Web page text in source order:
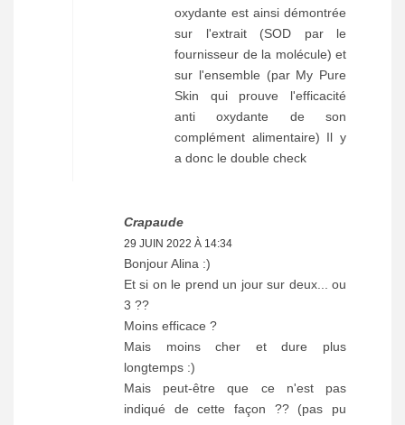
oxydante est ainsi démontrée
sur l'extrait (SOD par le
fournisseur de la molécule) et
sur l'ensemble (par My Pure
Skin qui prouve l'efficacité
anti oxydante de son
complément alimentaire) Il y
a donc le double check
Crapaude
29 JUIN 2022 À 14:34
Bonjour Alina :)
Et si on le prend un jour sur deux... ou
3 ??
Moins efficace ?
Mais moins cher et dure plus
longtemps :)
Mais peut-être que ce n'est pas
indiqué de cette façon ?? (pas pu